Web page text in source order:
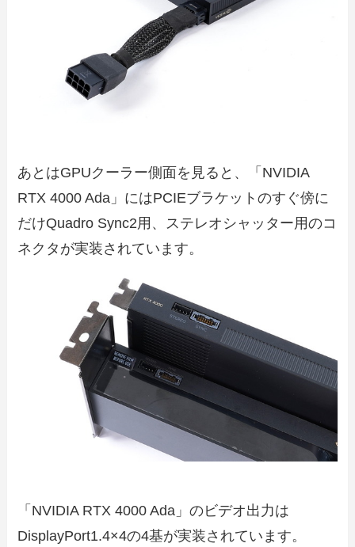
あとはGPUクーラー側面を見ると、「NVIDIA
RTX 4000 Ada」にはPCIEブラケットのすぐ傍に
だけQuadro Sync2用、ステレオシャッター用のコ
ネクタが実装されています。
「NVIDIA RTX 4000 Ada」のビデオ出力は
DisplayPort1.4×4の4基が実装されています。